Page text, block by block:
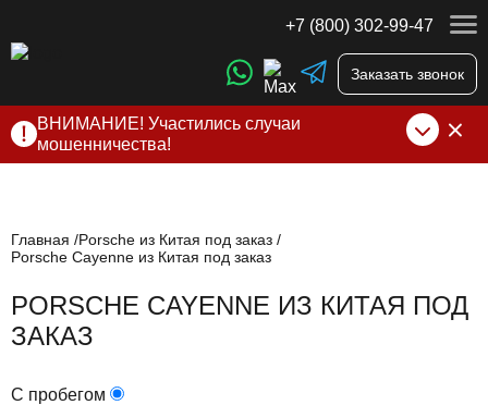
+7 (800) 302-99-47
Заказать звонок
ВНИМАНИЕ! Участились случаи
мошенничества!
нами по официальным контактам
и на сайте
Главная
Porsche из Китая под заказ
Porsche Cayenne из Китая под заказ
PORSCHE CAYENNE ИЗ КИТАЯ ПОД
ЗАКАЗ
С пробегом